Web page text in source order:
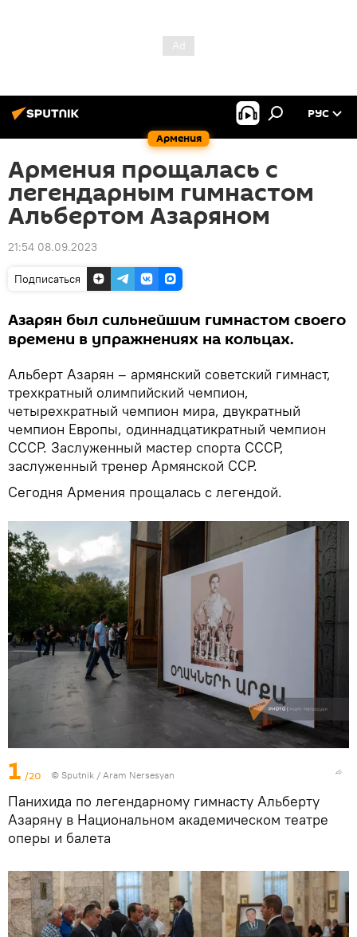
Армения
РУС
Армения прощалась с
легендарным гимнастом
Альбертом Азаряном
21:54 08.09.2023
Подписаться
Азарян был сильнейшим гимнастом своего
времени в упражнениях на кольцах.
Альберт Азарян – армянский советский гимнаст,
трехкратный олимпийский чемпион,
четырехкратный чемпион мира, двукратный
чемпион Европы, одиннадцатикратный чемпион
СССР. Заслуженный мастер спорта СССР,
заслуженный тренер Армянской ССР.
Сегодня Армения прощалась с легендой.
1 /20 © Sputnik / Aram Nersesyan
Панихида по легендарному гимнасту Альберту
Азаряну в Национальном академическом театре
оперы и балета